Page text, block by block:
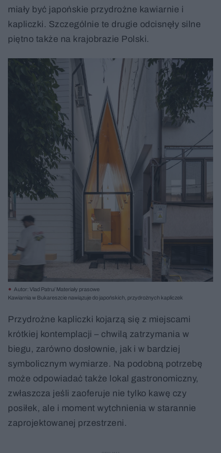
miały być japońskie przydrożne kawiarnie i
kapliczki. Szczególnie te drugie odcisnęły silne
piętno także na krajobrazie Polski.
Autor: Vlad Patru/ Materiały prasowe
Kawiarnia w Bukareszcie nawiązuje do japońskich, przydrożnych kapliczek
Przydrożne kapliczki kojarzą się z miejscami
krótkiej kontemplacji – chwilą zatrzymania w
biegu, zarówno dosłownie, jak i w bardziej
symbolicznym wymiarze. Na podobną potrzebę
może odpowiadać także lokal gastronomiczny,
zwłaszcza jeśli zaoferuje nie tylko kawę czy
posiłek, ale i moment wytchnienia w starannie
zaprojektowanej przestrzeni.